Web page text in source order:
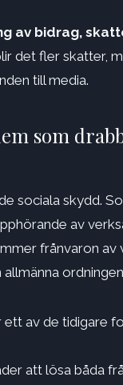
av bidrag,
det fler skatter,
till media.
som
sociala skydd.
av
frånvaron av
av de tidigare
att lösa båda